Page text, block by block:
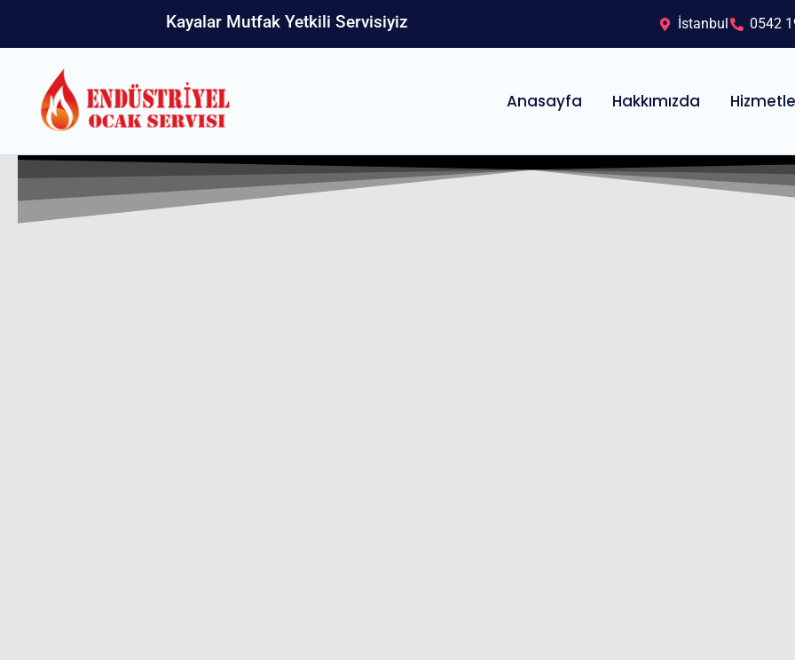
Kayalar Mutfak Yetkili Servisiyiz İstanbul 0542
Anasayfa Hakkımızda